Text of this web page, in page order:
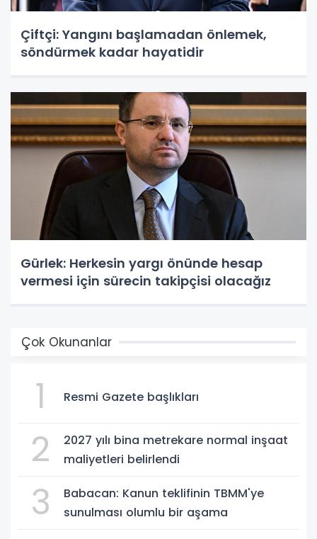
Çiftçi: Yangını başlamadan önlemek,
söndürmek kadar hayatidir
Gürlek: Herkesin yargı önünde hesap
vermesi için sürecin takipçisi olacağız
Çok Okunanlar
1 Resmi Gazete başlıkları
2
2027 yılı bina metrekare normal inşaat
maliyetleri belirlendi
3
Babacan: Kanun teklifinin TBMM'ye
sunulması olumlu bir aşama